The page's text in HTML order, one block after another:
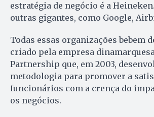
estratégia de negócio é a
outras gigantes, como Google,
Todas essas organizações bebem
criado pela empresa
Partnership que, em 2003,
metodologia para promover a
funcionários com a crença do
os negócios.